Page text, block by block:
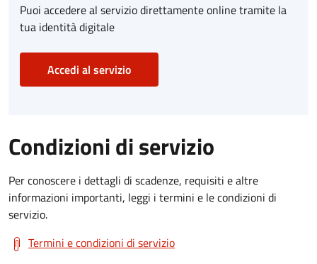
Puoi accedere al servizio direttamente online tramite la
tua identità digitale
Accedi al servizio
Condizioni di servizio
Per conoscere i dettagli di scadenze, requisiti e altre
informazioni importanti, leggi i termini e le condizioni di
servizio.
Termini e condizioni di servizio